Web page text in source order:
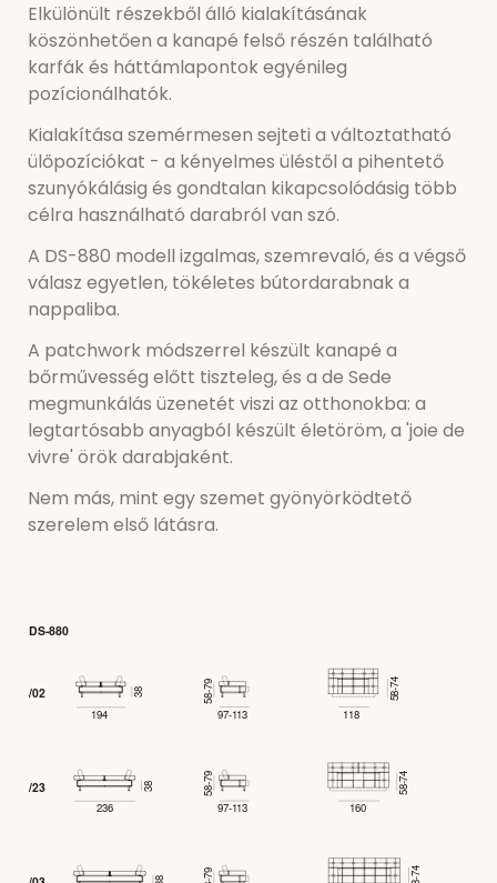
Elkülönült részekből álló kialakításának
köszönhetően a kanapé felső részén található
karfák és háttámlapontok egyénileg
pozícionálhatók.
Kialakítása szemérmesen sejteti a változtatható
ülőpozíciókat - a kényelmes üléstől a pihentető
szunyókálásig és gondtalan kikapcsolódásig több
célra használható darabról van szó.
A DS-880 modell izgalmas, szemrevaló, és a végső
válasz egyetlen, tökéletes bútordarabnak a
nappaliba.
A patchwork módszerrel készült kanapé a
bőrművesség előtt tiszteleg, és a de Sede
megmunkálás üzenetét viszi az otthonokba: a
legtartósabb anyagból készült életöröm, a 'joie de
vivre' örök darabjaként.
Nem más, mint egy szemet gyönyörködtető
szerelem első látásra.